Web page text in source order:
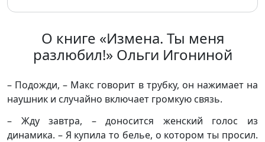
О книге «Измена. Ты меня
разлюбил!» Ольги Игониной
– Подожди, – Макс говорит в трубку, он нажимает на
наушник и случайно включает громкую связь.
– Жду завтра, – доносится женский голос из
динамика. – Я купила то белье, о котором ты просил.